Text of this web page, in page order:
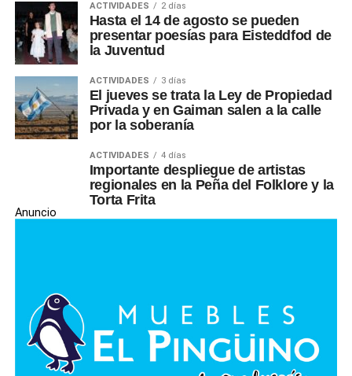
ACTIVIDADES 2 días
Hasta el 14 de agosto se pueden
presentar poesías para Eisteddfod de
la Juventud
ACTIVIDADES 3 días
El jueves se trata la Ley de Propiedad
Privada y en Gaiman salen a la calle
por la soberanía
ACTIVIDADES 4 días
Importante despliegue de artistas
regionales en la Peña del Folklore y la
Torta Frita
Anuncio